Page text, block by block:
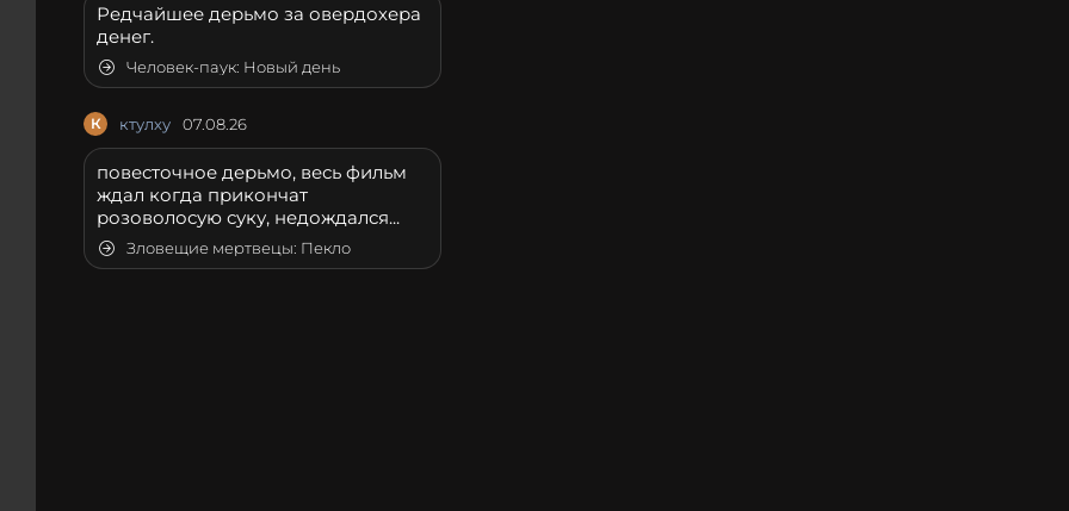
Редчайшее дерьмо за овердохера
денег.
Человек-паук: Новый день
К ктулху 07.08.26
повесточное дерьмо, весь фильм
ждал когда прикончат
розоволосую суку, недождался...
Зловещие мертвецы: Пекло